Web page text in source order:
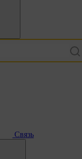
Связь